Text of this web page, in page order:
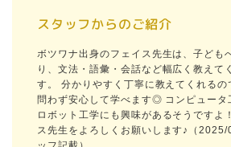
スタッフからのご紹介
ボツワナ出身のフェイス先生は、子ども
り、文法・語彙・会話など幅広く教えて
す。 分かりやすく丁寧に教えてくれるの
問わず安心して学べます◎ コンピュータ
ロボット工学にも興味があるそうですよ
ス先生をよろしくお願いします♪（